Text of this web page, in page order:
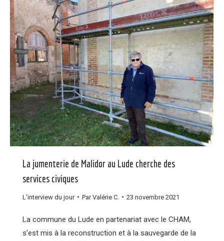
La jumenterie de Malidor au Lude cherche des
services civiques
L'interview du jour ParValérie C. 23 novembre 2021
La commune du Lude en partenariat avec le CHAM,
s’est mis à la reconstruction et à la sauvegarde de la